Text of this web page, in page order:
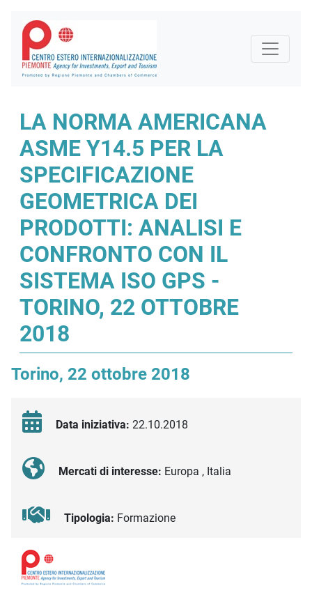
LA NORMA AMERICANA
ASME Y14.5 PER LA
SPECIFICAZIONE
GEOMETRICA DEI
PRODOTTI: ANALISI E
CONFRONTO CON IL
SISTEMA ISO GPS -
TORINO, 22 OTTOBRE
2018
Torino, 22 ottobre 2018
Data iniziativa: 22.10.2018
Mercati di interesse: Europa , Italia
Tipologia: Formazione